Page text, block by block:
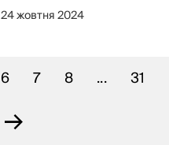
24 жовтня 2024
6 7 8 ...
31
→